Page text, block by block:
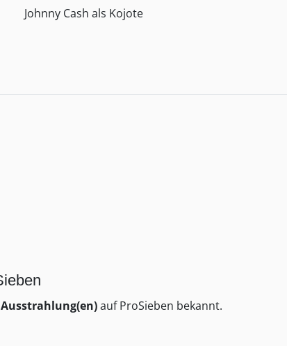
Johnny Cash als Kojote
Ausstrahlung(en)auf ProSieben bekannt.